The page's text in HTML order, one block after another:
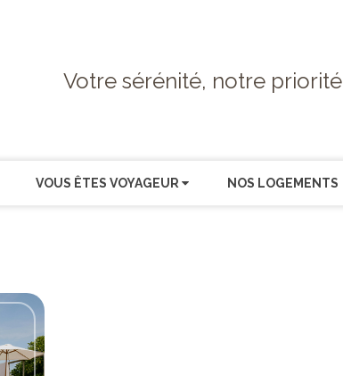
Votre sérénité, notre priorité
VOUS ÊTES VOYAGEUR NOS LOGEMENTS